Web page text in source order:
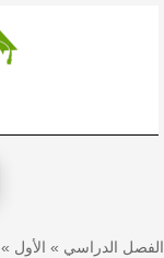
الفصل الدراسي » الأول »